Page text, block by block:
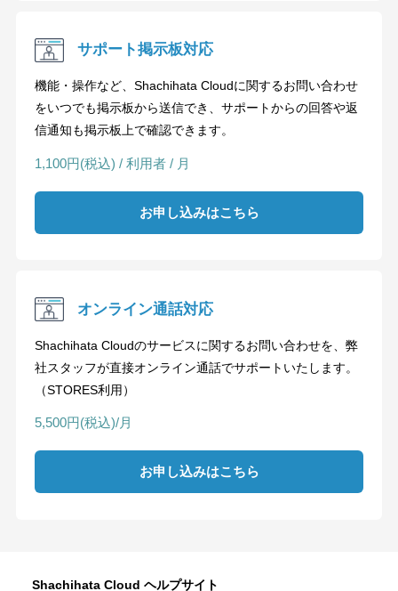
サポート掲示板対応
機能・操作など、Shachihata Cloudに関するお問い合わせ
をいつでも掲示板から送信でき、サポートからの回答や返
信通知も掲示板上で確認できます。
1,100円(税込) / 利用者 / 月
お申し込みはこちら
オンライン通話対応
Shachihata Cloudのサービスに関するお問い合わせを、弊
社スタッフが直接オンライン通話でサポートいたします。
（STORES利用）
5,500円(税込)/月
お申し込みはこちら
Shachihata Cloud ヘルプサイト